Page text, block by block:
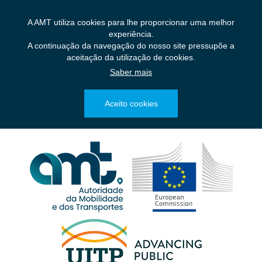
A AMT utiliza cookies para lhe proporcionar uma melhor
experiência.
A continuação da navegação do nosso site pressupõe a
aceitação da utilização de cookies.
Saber mais
Aceito cookies